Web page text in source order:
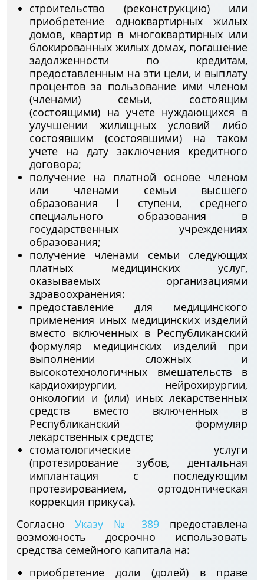
строительство (реконструкцию) или
приобретение одноквартирных жилых
домов, квартир в многоквартирных или
блокированных жилых домах, погашение
задолженности по кредитам,
предоставленным на эти цели, и выплату
процентов за пользование ими членом
(членами) семьи, состоящим
(состоящими) на учете нуждающихся в
улучшении жилищных условий либо
состоявшим (состоявшими) на таком
учете на дату заключения кредитного
договора;
получение на платной основе членом
или членами семьи высшего
образования I ступени, среднего
специального образования в
государственных учреждениях
образования;
получение членами семьи следующих
платных медицинских услуг,
оказываемых организациями
здравоохранения:
предоставление для медицинского
применения иных медицинских изделий
вместо включенных в Республиканский
формуляр медицинских изделий при
выполнении сложных и
высокотехнологичных вмешательств в
кардиохирургии, нейрохирургии,
онкологии и (или) иных лекарственных
средств вместо включенных в
Республиканский формуляр
лекарственных средств;
стоматологические услуги
(протезирование зубов, дентальная
имплантация с последующим
протезированием, ортодонтическая
коррекция прикуса).
СогласноУказу № 389 предоставлена
возможность досрочно использовать
средства семейного капитала на:
приобретение доли (долей) в праве